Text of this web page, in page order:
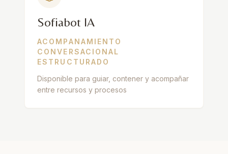
Sofiabot IA
ACOMPANAMIENTO
CONVERSACIONAL
ESTRUCTURADO
Disponible para guiar, contener y acompañar
entre recursos y procesos